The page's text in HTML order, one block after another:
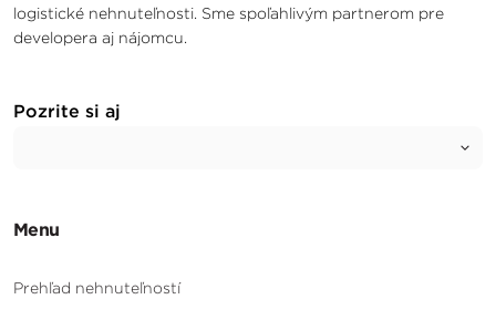
logistické nehnuteľnosti. Sme spoľahlivým partnerom pre
developera aj nájomcu.
Pozrite si aj
Menu
Prehľad nehnuteľností